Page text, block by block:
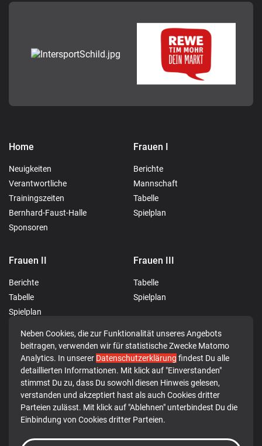
Neben Cookies, die zur Funktionalität unseres Angebots
beitragen, verwenden wir für statistische Zwecke Matomo
Analytics. In unserer Datenschutzerklärung findest Du alle
detaillierten Informationen. Mit klick auf "Einverstanden"
stimmst Du zu, dass Du sowohl diesen Hinweis gelesen,
verstanden und akzeptiert hast als auch Cookies dritter
Parteien zulässt. Mit klick auf "Ablehnen" unterbindest Du die
Einbindung von Cookies dritter Parteien.
Home
Neuigkeiten
Verantwortliche
Trainingszeiten
Bernhard-Faust-Halle
Sponsoren
Frauen I
Berichte
Mannschaft
Tabelle
Spielplan
Frauen II
Berichte
Tabelle
Spielplan
Frauen III
Tabelle
Spielplan
Männer I
Berichte
Tabelle
Spielplan
JSG Rotenburg-Breitenbach
Berichte